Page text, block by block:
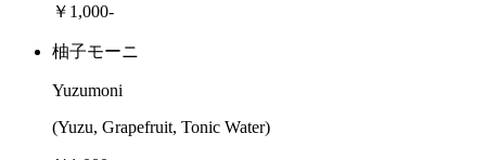
￥1,000-
柚子モーニ
Yuzumoni
(Yuzu, Grapefruit, Tonic Water)